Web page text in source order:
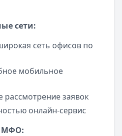
сети:
сеть офисов по
мобильное
заявок
онлайн-сервис
МФО: